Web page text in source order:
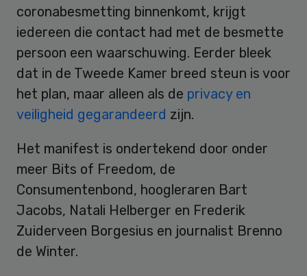
coronabesmetting binnenkomt, krijgt
iedereen die contact had met de besmette
persoon een waarschuwing. Eerder bleek
dat in de Tweede Kamer breed steun is voor
het plan, maar alleen als de privacy en
veiligheid gegarandeerd zijn.
Het manifest is ondertekend door onder
meer Bits of Freedom, de
Consumentenbond, hoogleraren Bart
Jacobs, Natali Helberger en Frederik
Zuiderveen Borgesius en journalist Brenno
de Winter.